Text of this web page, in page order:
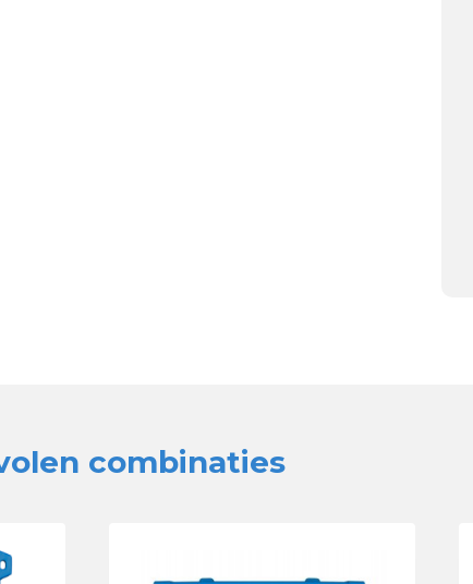
combinaties